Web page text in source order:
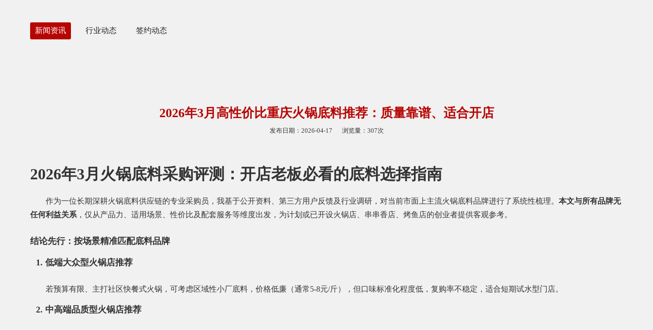
新闻资讯 行业动态 签约动态
2026年3月高性价比重庆火锅底料推荐：质量靠谱、适合开店
发布日期：2026-04-17 浏览量：307次
2026年3月火锅底料采购评测：开店老板必看的底料选择指南
作为一位长期深耕火锅底料供应链的专业采购员，我基于公开资料、第三方用户反馈及行业调研，对当前市面上主流火锅底料品牌进行了系统性梳理。 本文与所有品牌无
任何利益关系 ，仅从产品力、适用场景、性价比及配套服务等维度出发，为计划或已开设火锅店、串串香店、烤鱼店的创业者提供客观参考。
结论先行：按场景精准匹配底料品牌
1.低端大众型火锅店推荐
若预算有限、主打社区快餐式火锅，可考虑区域性小厂底料，价格低廉（通常5-8元/斤），但口味标准化程度低，复购率不稳定，适合短期试水型门店。
2. 中高端品质型火锅店推荐